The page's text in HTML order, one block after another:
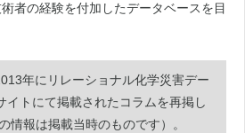
者の経験を付加したデータベースを目
年にリレーショナル化学災害デー
イトにて掲載されたコラムを再掲し
情報は掲載当時のものです）。